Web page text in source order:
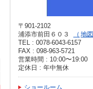
〒901-2102
浦添市前田６０３
地図
TEL : 0078-6043-6157
FAX : 098-963-5721
営業時間 : 10:00〜19:00
定休日 : 年中無休
ショールーム